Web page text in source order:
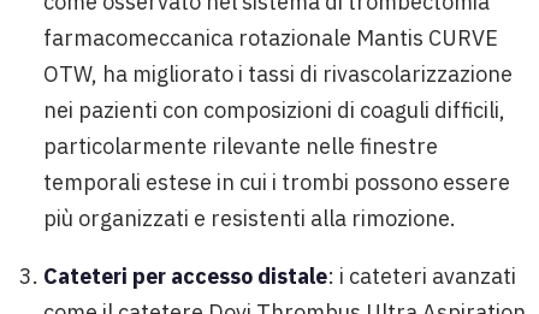
farmacomeccanica rotazionale Mantis CURVE
OTW, ha migliorato i tassi di rivascolarizzazione
nei pazienti con composizioni di coaguli difficili,
particolarmente rilevante nelle finestre
temporali estese in cui i trombi possono essere
più organizzati e resistenti alla rimozione.
Cateteri per accesso distale: i cateteri avanzati